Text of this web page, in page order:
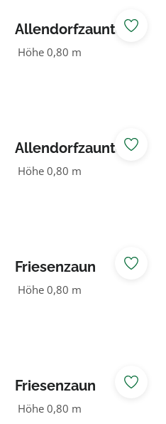
Allendorfzauntor
lasiert 1-flg.
Höhe 0,80 m
Allendorfzauntor
natur 1-flg.
Höhe 0,80 m
Friesenzaun
waagerecht
Höhe 0,80 m
Friesenzaun
waagerecht
Höhe 0,80 m